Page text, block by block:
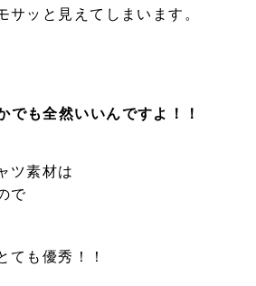
サッと見えてしまいます。
でも全然いいんですよ！！
ツ素材は
で
ても優秀！！